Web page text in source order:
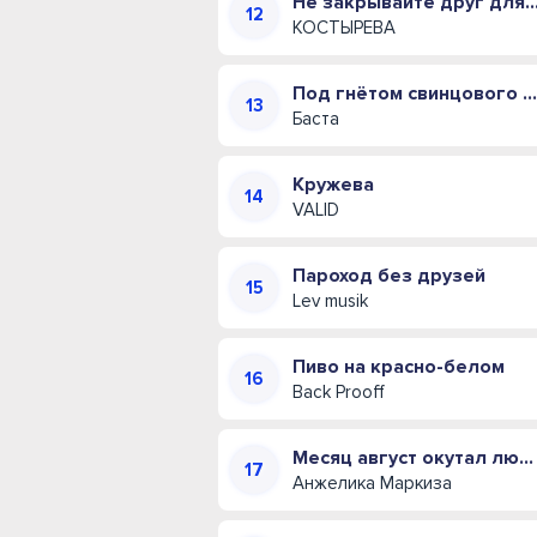
КОСТЫРЕВА
Под гнётом свинцового купола
Баста
Кружева
VALID
Пароход без друзей
Lev musik
Пиво на красно-белом
Back Prooff
Месяц август окутал любовью своей
Анжелика Маркиза